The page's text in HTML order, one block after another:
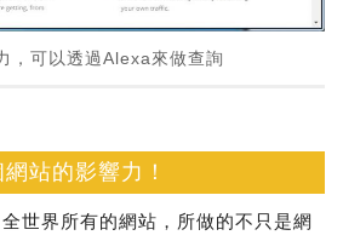
，可以透過Alexa來做查詢
站的影響力！
世界所有的網站，所做的不只是網